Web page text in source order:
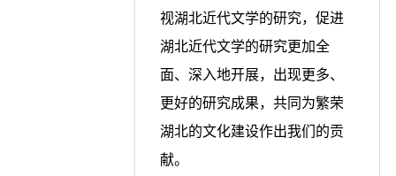
视湖北近代文学的研究，促进
湖北近代文学的研究更加全
面、深入地开展，出现更多、
更好的研究成果，共同为繁荣
湖北的文化建设作出我们的贡
献。